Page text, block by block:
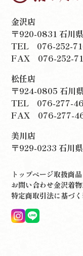
金沢店
〒920-0831 石川
TEL 076-252-
FAX 076-252-
松任店
〒924-0805 石川
TEL 076-277-
FAX 076-277-
美川店
〒929-0233 石川
トップページ取扱商
お問い合わせ金沢着
特定商取引法に基づ